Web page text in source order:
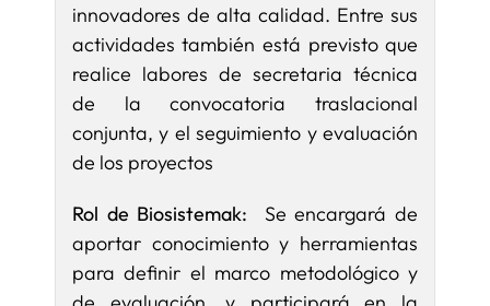
innovadores de alta calidad. Entre sus
actividades también está previsto que
realice labores de secretaria técnica
de la convocatoria traslacional
conjunta, y el seguimiento y evaluación
de los proyectos
Rol de Biosistemak: Se encargará de
aportar conocimiento y herramientas
para definir el marco metodológico y